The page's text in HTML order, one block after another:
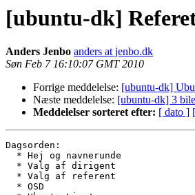
[ubuntu-dk]
Anders Jenbo anders at jenbo.dk
Søn Feb 7 16:10:07 GMT 2010
Forrige meddelelse: [ubuntu-dk]
Næste meddelelse: [ubuntu-dk] 3
Meddelelser sorteret efter: [ dato ]
Dagsorden:
  * Hej og navnerunde
  * Valg af dirigent
  * Valg af referent
  * OSD